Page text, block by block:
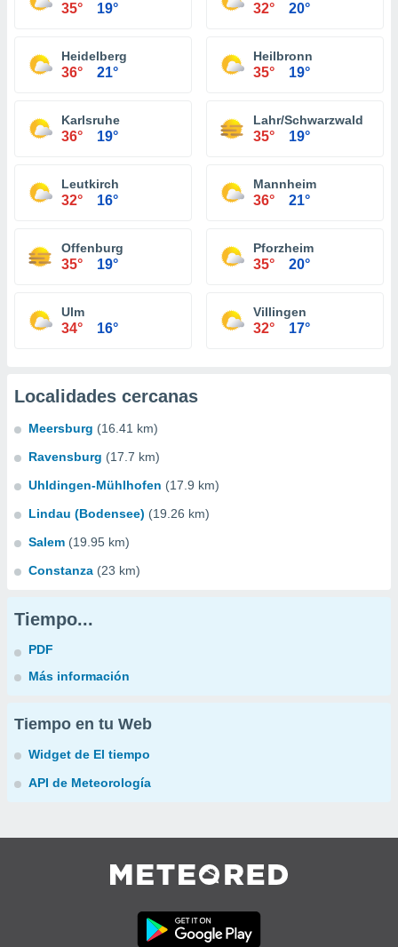
35° 19° 32° 20°
Heidelberg
36° 21°
Heilbronn
35° 19°
Karlsruhe
36° 19°
Lahr/Schwarzwald
35° 19°
Leutkirch
32° 16°
Mannheim
36° 21°
Offenburg
35° 19°
Pforzheim
35° 20°
Ulm
34° 16°
Villingen
32° 17°
Localidades cercanas
Meersburg (16.41 km)
Ravensburg (17.7 km)
Uhldingen-Mühlhofen (17.9 km)
Lindau (Bodensee) (19.26 km)
Salem (19.95 km)
Constanza (23 km)
Tiempo...
PDF
Más información
Tiempo en tu Web
Widget de El tiempo
API de Meteorología